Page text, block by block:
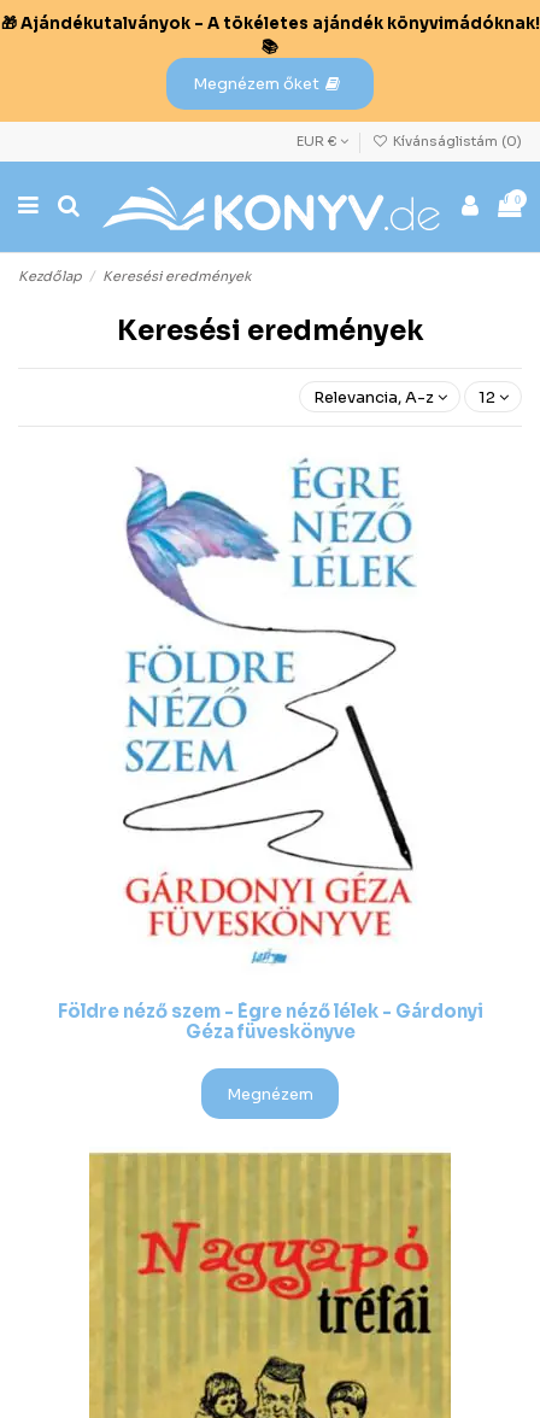
🎁 Ajándékutalványok – A tökéletes ajándék könyvimádóknak!
📚
Megnézem őket
EUR € Kívánságlistám (0)
0
Kezdőlap Keresési eredmények
Keresési eredmények
Relevancia, A-z 12
Földre néző szem - Égre néző lélek - Gárdonyi
Géza füveskönyve
Megnézem